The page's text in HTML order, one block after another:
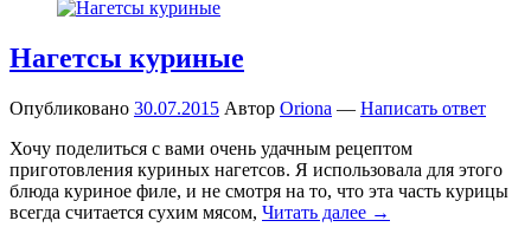
Нагетсы куриные
Опубликовано 30.07.2015 Автор Oriona — Написать ответ
Хочу поделиться с вами очень удачным рецептом
приготовления куриных нагетсов. Я использовала для этого
блюда куриное филе, и не смотря на то, что эта часть курицы
всегда считается сухим мясом, Читать далее →